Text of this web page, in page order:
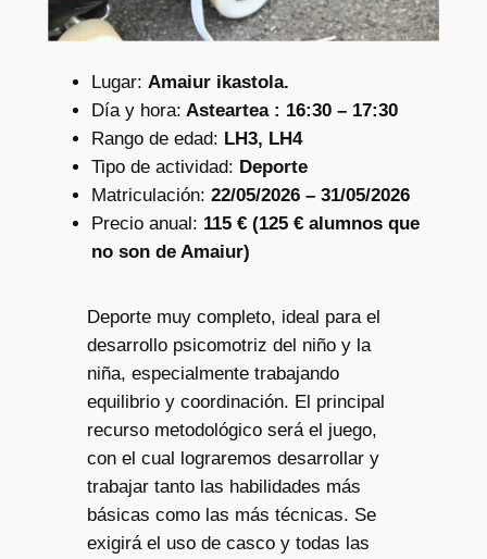
Lugar: Amaiur ikastola.
Día y hora: Asteartea : 16:30 – 17:30
Rango de edad: LH3, LH4
Tipo de actividad: Deporte
Matriculación: 22/05/2026 – 31/05/2026
Precio anual: 115 € (125 € alumnos que
no son de Amaiur)
Deporte muy completo, ideal para el
desarrollo psicomotriz del niño y la
niña, especialmente trabajando
equilibrio y coordinación. El principal
recurso metodológico será el juego,
con el cual lograremos desarrollar y
trabajar tanto las habilidades más
básicas como las más técnicas. Se
exigirá el uso de casco y todas las